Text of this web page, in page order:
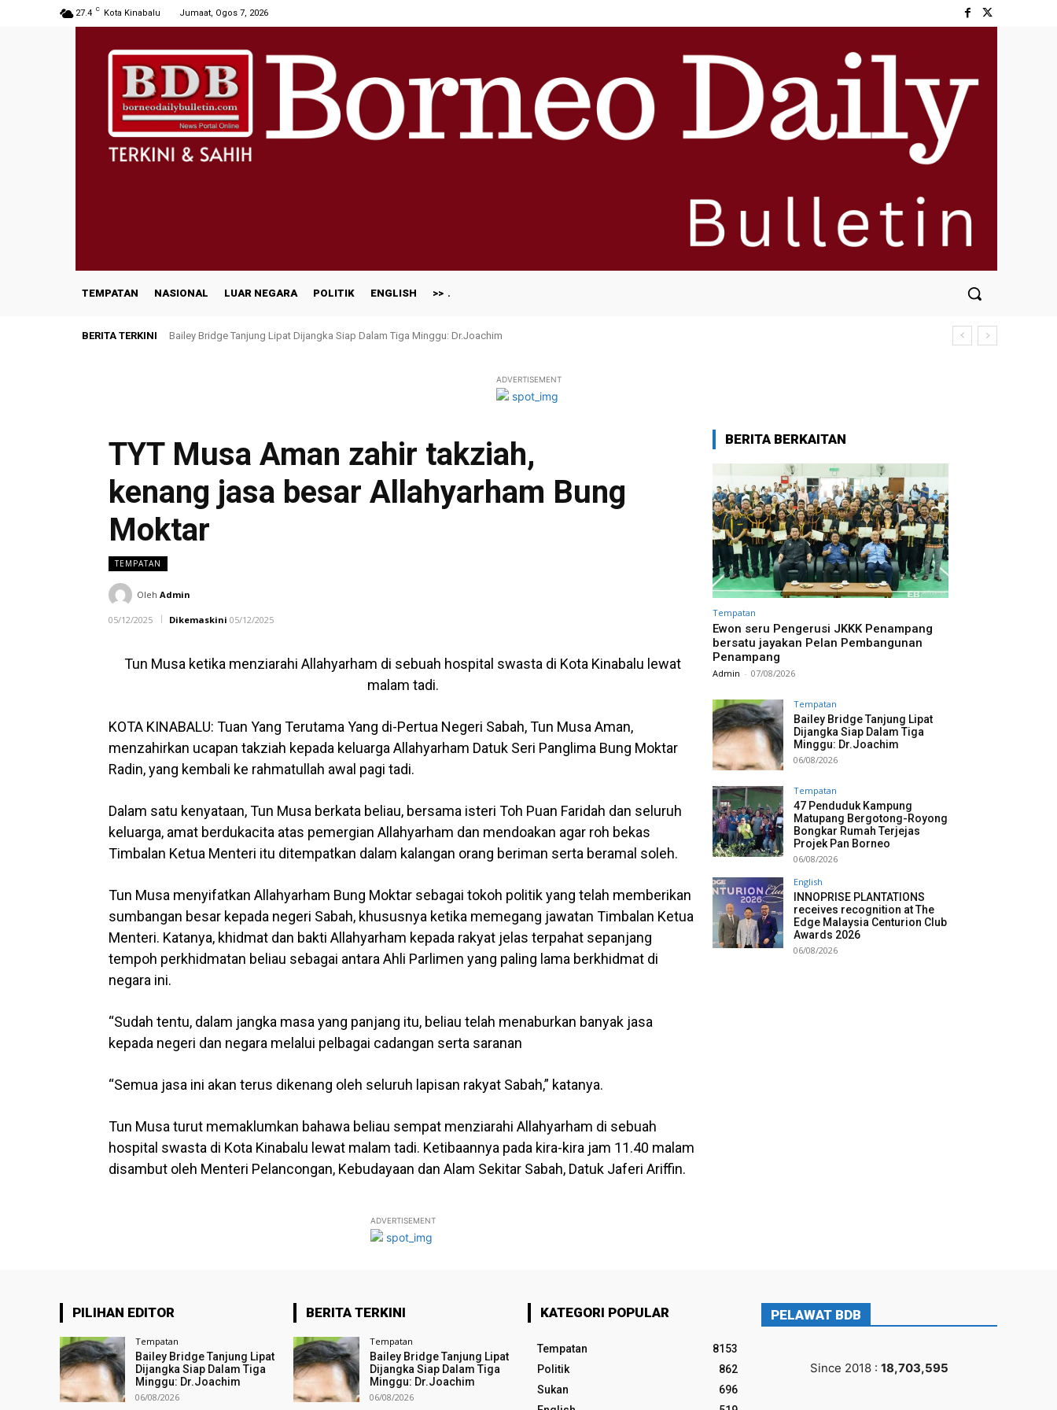
27.4 C Kota Kinabalu Jumaat, Ogos 7, 2026
TEMPATAN NASIONAL LUAR NEGARA POLITIK ENGLISH >>
BERITA TERKINI Bailey Bridge Tanjung Lipat Dijangka Siap Dalam Tiga Minggu: Dr.Joachim
ADVERTISEMENT
TYT Musa Aman zahir takziah,
kenang jasa besar Allahyarham Bung
Moktar
TEMPATAN
Oleh Admin
05/12/2025 Dikemaskini 05/12/2025
Tun Musa ketika menziarahi Allahyarham di sebuah hospital swasta di Kota Kinabalu lewat
malam tadi.
KOTA KINABALU: Tuan Yang Terutama Yang di-Pertua Negeri Sabah, Tun Musa Aman,
menzahirkan ucapan takziah kepada keluarga Allahyarham Datuk Seri Panglima Bung Moktar
Radin, yang kembali ke rahmatullah awal pagi tadi.
Dalam satu kenyataan, Tun Musa berkata beliau, bersama isteri Toh Puan Faridah dan seluruh
keluarga, amat berdukacita atas pemergian Allahyarham dan mendoakan agar roh bekas
Timbalan Ketua Menteri itu ditempatkan dalam kalangan orang beriman serta beramal soleh.
Tun Musa menyifatkan Allahyarham Bung Moktar sebagai tokoh politik yang telah memberikan
sumbangan besar kepada negeri Sabah, khususnya ketika memegang jawatan Timbalan Ketua
Menteri. Katanya, khidmat dan bakti Allahyarham kepada rakyat jelas terpahat sepanjang
tempoh perkhidmatan beliau sebagai antara Ahli Parlimen yang paling lama berkhidmat di
negara ini.
“Sudah tentu, dalam jangka masa yang panjang itu, beliau telah menaburkan banyak jasa
kepada negeri dan negara melalui pelbagai cadangan serta saranan
“Semua jasa ini akan terus dikenang oleh seluruh lapisan rakyat Sabah,” katanya.
Tun Musa turut memaklumkan bahawa beliau sempat menziarahi Allahyarham di sebuah
hospital swasta di Kota Kinabalu lewat malam tadi. Ketibaannya pada kira-kira jam 11.40 malam
disambut oleh Menteri Pelancongan, Kebudayaan dan Alam Sekitar Sabah, Datuk Jaferi Ariffin.
ADVERTISEMENT
BERITA BERKAITAN
Tempatan
Ewon seru Pengerusi JKKK Penampang
bersatu jayakan Pelan Pembangunan
Penampang
Admin - 07/08/2026
Tempatan
Bailey Bridge Tanjung Lipat
Dijangka Siap Dalam Tiga
Minggu: Dr.Joachim
06/08/2026
Tempatan
47 Penduduk Kampung
Matupang Bergotong-Royong
Bongkar Rumah Terjejas
Projek Pan Borneo
06/08/2026
English
INNOPRISE PLANTATIONS
receives recognition at The
Edge Malaysia Centurion Club
Awards 2026
06/08/2026
PILIHAN EDITOR
Tempatan
Bailey Bridge Tanjung Lipat
Dijangka Siap Dalam Tiga
Minggu: Dr.Joachim
06/08/2026
BERITA TERKINI
Tempatan
Bailey Bridge Tanjung Lipat
Dijangka Siap Dalam Tiga
Minggu: Dr.Joachim
06/08/2026
KATEGORI POPULAR
Tempatan
8153
Politik
862
Sukan
696
PELAWAT BDB
Since 2018 : 18,703,595